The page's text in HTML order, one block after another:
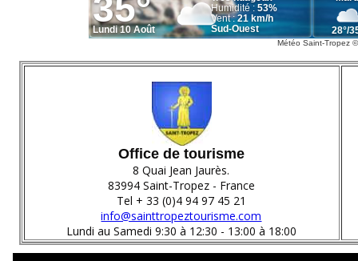
Météo Saint-Tropez ©
Office de tourisme
8 Quai Jean Jaurès.
83994 Saint-Tropez - France
Tel + 33 (0)4 94 97 45 21
info@sainttropeztourisme.com
Lundi au Samedi 9:30 à 12:30 - 13:00 à 18:00